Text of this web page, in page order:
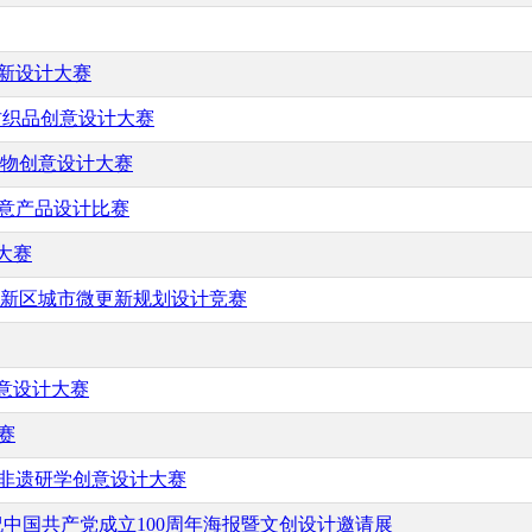
设计大赛
品创意设计大赛
创意设计大赛
产品设计比赛
赛
区城市微更新规划设计竞赛
设计大赛
遗研学创意设计大赛
国共产党成立100周年海报暨文创设计邀请展